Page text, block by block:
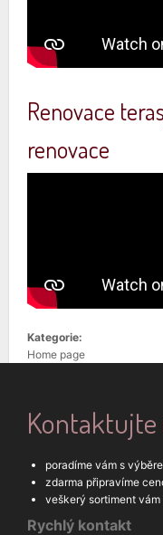
Renovace
renovace
Kategorie:
Home page
Kontaktujte
poradíme vám s
zdarma připravíme
veškerý sortiment
Rychlý kontakt